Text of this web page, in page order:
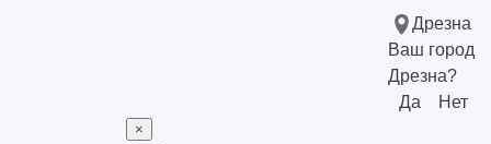
Дрезна
Ваш город
Дрезна?
Да
Нет
×